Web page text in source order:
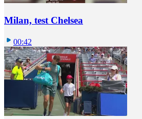
Milan, test Chelsea
00:42